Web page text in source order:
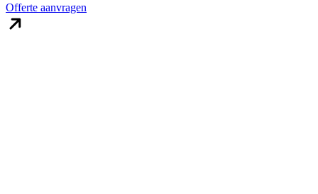
Offerte aanvragen